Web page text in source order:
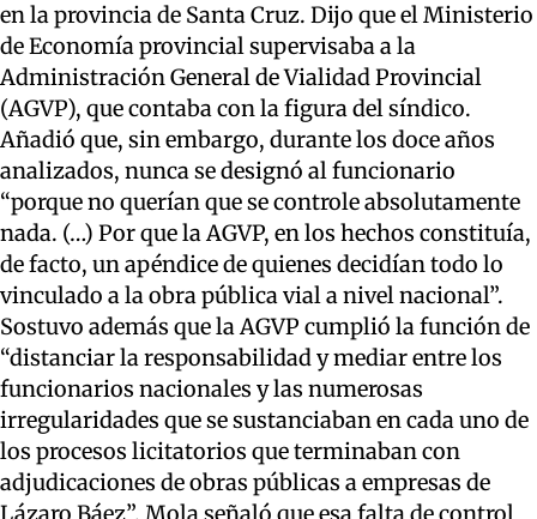
en la provincia de Santa Cruz. Dijo que el Ministerio
de Economía provincial supervisaba a la
Administración General de Vialidad Provincial
(AGVP), que contaba con la figura delsíndico.
Añadió que, sin embargo, durante los doce años
analizados, nunca se designó al funcionario
“porque no querían que se controleabsolutamente
nada. (…) Por que la AGVP, en los hechos constituía,
de facto, un apéndice de quienes decidían todo lo
vinculado a la obra pública vial a nivel nacional”.
Sostuvo además que la AGVP cumplió la función de
“distanciar la responsabilidad y mediar entre los
funcionarios nacionales y las numerosas
irregularidades que se sustanciaban en cada uno de
los procesos licitatorios que terminaban con
adjudicaciones de obras públicas a empresas de